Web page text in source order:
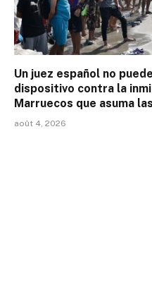
Un juez español no
dispositivo contra la
Marruecos que asuma
août 4, 2026